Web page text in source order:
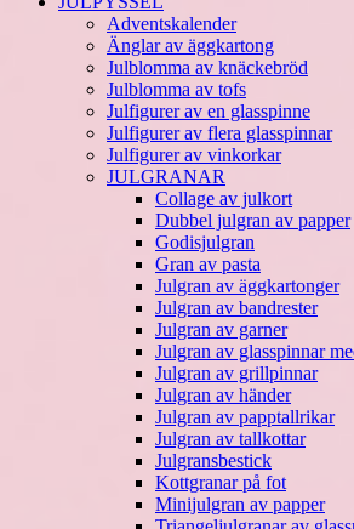
Adventskalender
Änglar av äggkartong
Julblomma av knäckebröd
Julblomma av tofs
Julfigurer av en glasspinne
Julfigurer av flera glasspinnar
Julfigurer av vinkorkar
JULGRANAR
Collage av julkort
Dubbel julgran av papper
Godisjulgran
Gran av pasta
Julgran av äggkartonger
Julgran av bandrester
Julgran av garner
Julgran av glasspinnar
Julgran av grillpinnar
Julgran av händer
Julgran av papptallrikar
Julgran av tallkottar
Julgransbestick
Kottgranar på fot
Minijulgran av papper